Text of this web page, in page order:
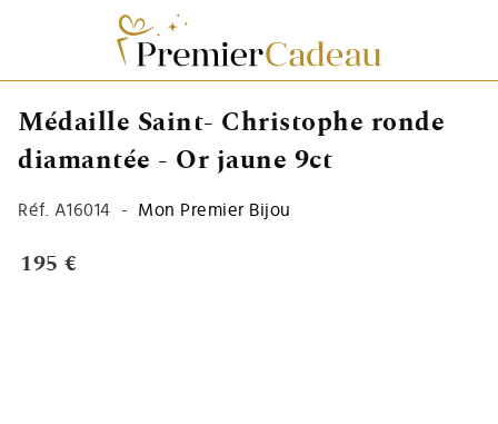
Médaille Saint- Christophe ronde
diamantée - Or jaune 9ct
Réf. A16014 - Mon Premier Bijou
195 €